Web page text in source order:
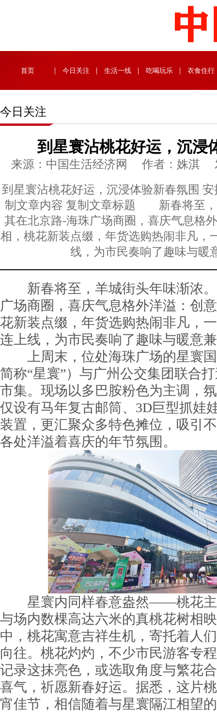
首页 今日关注 生活一线 吃喝玩乐 衣食住行
今日关注
到星寰沾桃花好运，沉浸
来源：中国生活经济网 作者：姝淇
到星寰沾桃花好运，沉浸体验新春氛围
制文章内容 复制文章标题 新春将至，
其在北京路-海珠广场商圈，喜庆气息格
相，桃花新装点缀，年货选购热闹非凡，
线，为市民奏响了趣味与暖
新春将至，羊城街头年味渐浓。
广场商圈，喜庆气息格外洋溢：创
花新装点缀，年货选购热闹非凡，
连上线，为市民奏响了趣味与暖意
上周末，位处海珠广场的星寰国
简称“星寰”）与广州公交集团联合
市集。现场以多巴胺粉色为主调，
仅设有马年复古邮筒、3D巨型抓娃
装置，更汇聚众多特色摊位，吸引
各处洋溢着喜庆的年节氛围。
星寰内同样春意盎然——桃花主
与场内数棵高达六米的真桃花树相
中，桃花寓意吉祥生机，寄托着人
向往。桃花灼灼，不少市民游客专
记录这抹亮色，或选取角度与繁花
喜气，祈愿新春好运。据悉，这片
宵佳节，相信随着与星寰隔江相望